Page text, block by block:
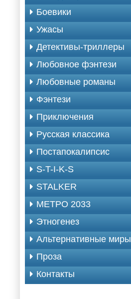
Боевики
Ужасы
Детективы-триллеры
Любовное фэнтези
Любовные романы
Фэнтези
Приключения
Русская классика
Постапокалипсис
S-T-I-K-S
STALKER
МЕТРО 2033
Этногенез
Альтернативные миры
Проза
Контакты